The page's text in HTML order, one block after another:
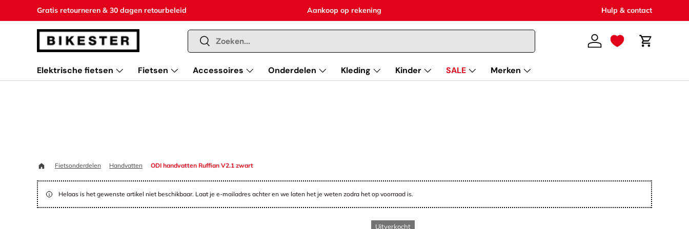
Gratis retourneren & 30 dagen retourbeleid Aankoop op rekening Hulp & contact
Zoeken
Zoeken
Inloggen
Elektrische fietsen Fietsen Accessoires Onderdelen Kleding Kinder SALE Merken
Home
Fietsonderdelen Handvatten ODI handvatten Ruffian V2.1 zwart
Helaas is het gewenste artikel niet beschikbaar. Laat je e-mailadres achter en we laten het je weten zodra het op voorraad is.
Uitverkocht